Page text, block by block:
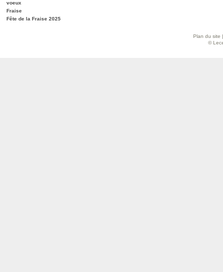
voeux
Fraise
Fête de la Fraise 2025
Plan du site
©